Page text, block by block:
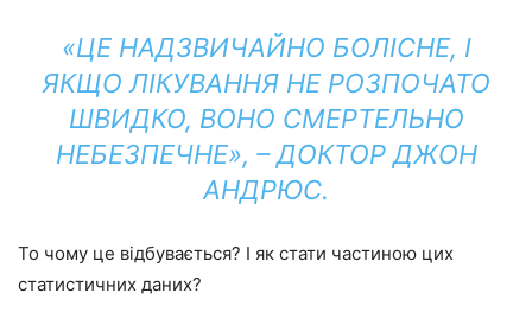
«ЦЕ НАДЗВИЧАЙНО БОЛІСНЕ, І
ЯКЩО ЛІКУВАННЯ НЕ РОЗПОЧАТО
ШВИДКО, ВОНО СМЕРТЕЛЬНО
НЕБЕЗПЕЧНЕ», – ДОКТОР ДЖОН
АНДРЮС.
То чому це відбувається? І як стати частиною цих
статистичних даних?